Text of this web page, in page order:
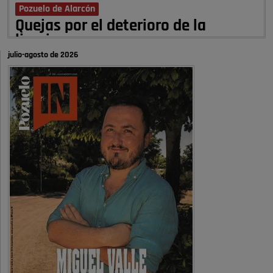
Pozuelo de Alarcón
Quejas por el deterioro de la
limpieza …
A ver si es posible que haya vivienda para familias con hijos y no
solamente jóvenes que no es tan …
Pozuelo de Alarcón
Pozuelo desbloquea
definitivamente Huerta Grande: las
obras …
Donde pueden inscribirse las personas empadronados en Pozuelo para
la vivienda asequible .
Pozuelo de Alarcón
Pozuelo desbloquea
definitivamente Huerta Grande: las
obras …
julio-agosto de 2026